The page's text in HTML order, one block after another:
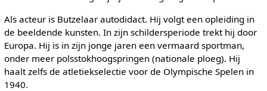
Als acteur is Butzelaar autodidact. Hij volgt een opleiding in
de beeldende kunsten. In zijn schildersperiode trekt hij door
Europa. Hij is in zijn jonge jaren een vermaard sportman,
onder meer polsstokhoogspringen (nationale ploeg). Hij
haalt zelfs de atletiekselectie voor de Olympische Spelen in
1940.